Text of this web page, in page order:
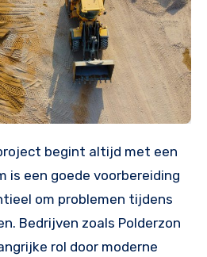
is een goede voorbereiding
om problemen tijdens
Bedrijven zoals Polderzon
rol door moderne